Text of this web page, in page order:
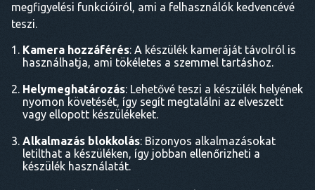
megfigyelési funkcióiról, ami a felhasználók kedvencévé
teszi.
Kamera hozzáférés: A készülék kameráját távolról is
használhatja, ami tökéletes a szemmel tartáshoz.
Helymeghatározás: Lehetővé teszi a készülék helyének
nyomon követését, így segít megtalálni az elveszett
vagy ellopott készülékeket.
Alkalmazás blokkolás: Bizonyos alkalmazásokat
letilthat a készüléken, így jobban ellenőrizheti a
készülék használatát.